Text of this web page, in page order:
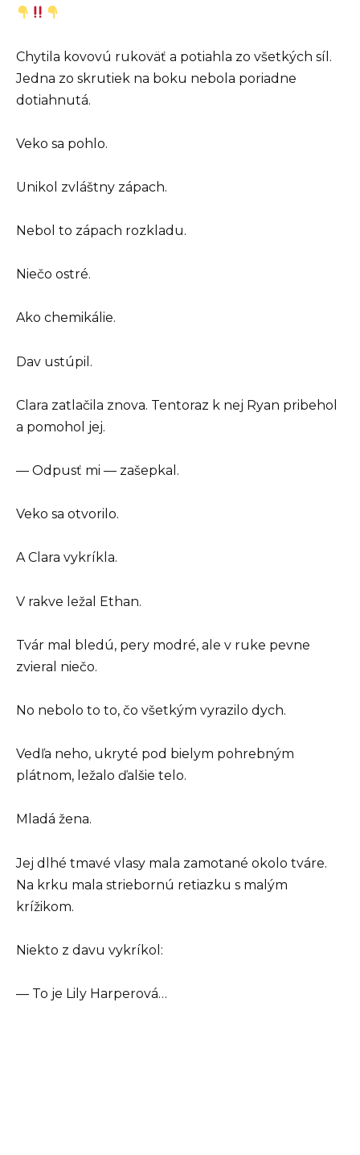
Chytila kovovú rukoväť a potiahla zo všetkých síl.
Jedna zo skrutiek na boku nebola poriadne
dotiahnutá.
Veko sa pohlo.
Unikol zvláštny zápach.
Nebol to zápach rozkladu.
Niečo ostré.
Ako chemikálie.
Dav ustúpil.
Clara zatlačila znova. Tentoraz k nej Ryan pribehol
a pomohol jej.
— Odpusť mi — zašepkal.
Veko sa otvorilo.
A Clara vykríkla.
V rakve ležal Ethan.
Tvár mal bledú, pery modré, ale v ruke pevne
zvieral niečo.
No nebolo to to, čo všetkým vyrazilo dych.
Vedľa neho, ukryté pod bielym pohrebným
plátnom, ležalo ďalšie telo.
Mladá žena.
Jej dlhé tmavé vlasy mala zamotané okolo tváre.
Na krku mala striebornú retiazku s malým
krížikom.
Niekto z davu vykríkol:
— To je Lily Harperová…